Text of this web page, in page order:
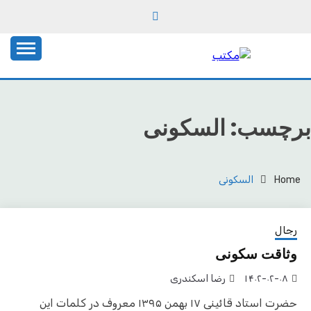
مکتب
برچسب: السکونی
Home السکونی
رجال
وثاقت سکونی
۱۴۰۲-۰۲-۰۸ رضا اسکندری
حضرت استاد قائینی ۱۷ بهمن ۱۳۹۵ معروف در کلمات این